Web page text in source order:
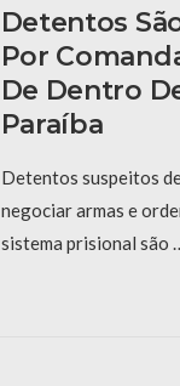
Detentos
Por
De Dentro
Paraíba
Detentos suspeitos
negociar armas e
sistema prisional são